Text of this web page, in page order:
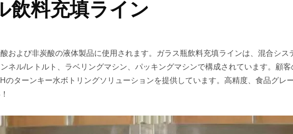
飲料充填ライン
および非炭酸の液体製品に使用されます。ガラス瓶飲料充填ラインは、混合シ
ネル/レトルト、ラベリングマシン、パッキングマシンで構成されています。顧客
のターンキー水ボトリングソリューションを提供しています。高精度、食品グレ